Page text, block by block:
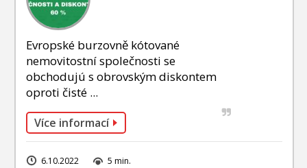
Evropské burzovně kótované
nemovitostní společnosti se
obchodujú s obrovským diskontem
oproti čisté ...
Více informací
6.10.2022 5 min.